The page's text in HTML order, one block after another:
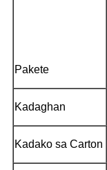
Pakete
Kadaghan
Kadako sa Carton